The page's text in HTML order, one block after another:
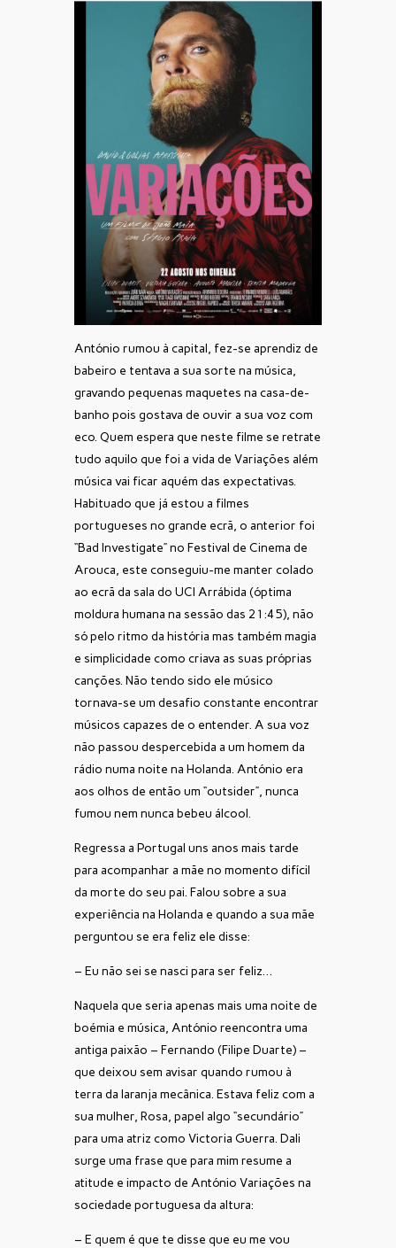
António rumou à capital, fez-se aprendiz de
babeiro e tentava a sua sorte na música,
gravando pequenas maquetes na casa-de-
banho pois gostava de ouvir a sua voz com
eco. Quem espera que neste filme se retrate
tudo aquilo que foi a vida de Variações além
música vai ficar aquém das expectativas.
Habituado que já estou a filmes
portugueses no grande ecrã, o anterior foi
“Bad Investigate” no Festival de Cinema de
Arouca, este conseguiu-me manter colado
ao ecrã da sala do UCI Arrábida (óptima
moldura humana na sessão das 21:45), não
só pelo ritmo da história mas também magia
e simplicidade como criava as suas próprias
canções. Não tendo sido ele músico
tornava-se um desafio constante encontrar
músicos capazes de o entender. A sua voz
não passou despercebida a um homem da
rádio numa noite na Holanda. António era
aos olhos de então um “outsider”, nunca
fumou nem nunca bebeu álcool.
Regressa a Portugal uns anos mais tarde
para acompanhar a mãe no momento difícil
da morte do seu pai. Falou sobre a sua
experiência na Holanda e quando a sua mãe
perguntou se era feliz ele disse:
– Eu não sei se nasci para ser feliz…
Naquela que seria apenas mais uma noite de
boémia e música, António reencontra uma
antiga paixão – Fernando (Filipe Duarte) –
que deixou sem avisar quando rumou à
terra da laranja mecânica. Estava feliz com a
sua mulher, Rosa, papel algo “secundário”
para uma atriz como Victoria Guerra. Dali
surge uma frase que para mim resume a
atitude e impacto de António Variações na
sociedade portuguesa da altura:
– E quem é que te disse que eu me vou